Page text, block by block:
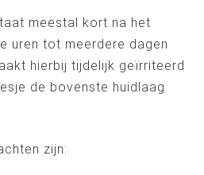
meestal kort na het
uren tot meerdere dagen
hierbij tijdelijk geïrriteerd
de bovenste huidlaag
zijn: